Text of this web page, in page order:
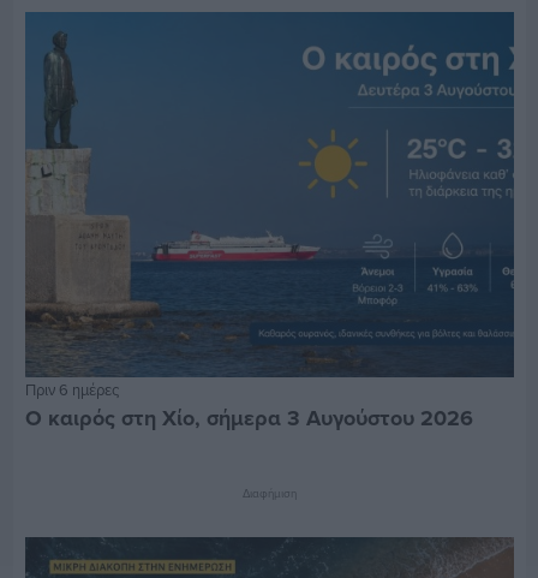
Πριν 6 ημέρες
Ο καιρός στη Χίο, σήμερα 3 Αυγούστου 2026
Διαφήμιση